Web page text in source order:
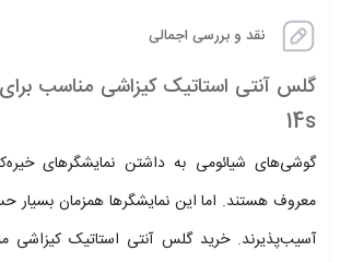
نقد و بررسی اجمالی
14s
گوشی‌های شیائومی به داشتن نمایشگرهای
معروف هستند. اما این نمایشگرها همزمان بسیار
آسیب‌پذیرند. خرید گلس آنتی استاتیک کیزاشی